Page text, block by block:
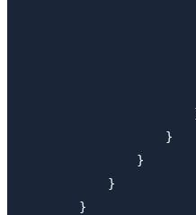
                    }
                }
            }
        }